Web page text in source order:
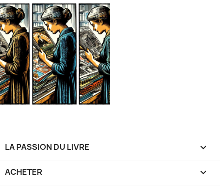
LA PASSION DU LIVRE 
ACHETER 